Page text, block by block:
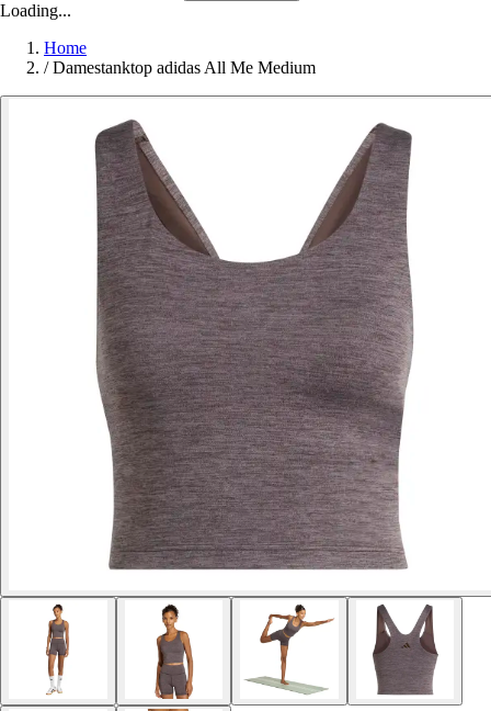
Loading...
Home
/ Damestanktop adidas All Me Medium